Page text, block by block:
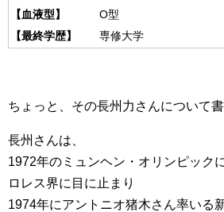
【血液型】
O型
【最終学歴】
専修大学
ちょっと、その長州力さんについて
長州さんは、
1972年のミュンヘン・オリンピック
ロレス界に目に止まり
1974年にアントニオ猪木さん率いる